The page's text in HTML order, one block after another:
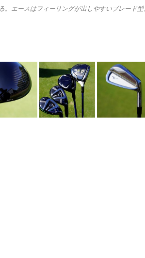
。エースはフィーリングが出しやすいブレード